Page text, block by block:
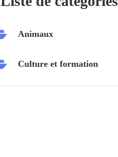
Animaux
Culture et formation